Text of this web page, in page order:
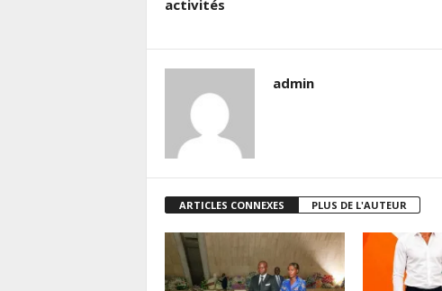
activités
admin
ARTICLES CONNEXES PLUS DE L'AUTEUR